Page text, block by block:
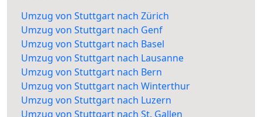
Umzug von Stuttgart nach Zürich
Umzug von Stuttgart nach Genf
Umzug von Stuttgart nach Basel
Umzug von Stuttgart nach Lausanne
Umzug von Stuttgart nach Bern
Umzug von Stuttgart nach Winterthur
Umzug von Stuttgart nach Luzern
Umzug von Stuttgart nach St. Gallen